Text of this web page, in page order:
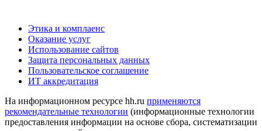
Этика и комплаенс
Оказание услуг
Использование сайтов
Защита персональных данных
Пользовательское соглашение
ИТ аккредитация
На информационном ресурсе hh.ru применяются
рекомендательные технологии (информационные технологии
предоставления информации на основе сбора, систематизации